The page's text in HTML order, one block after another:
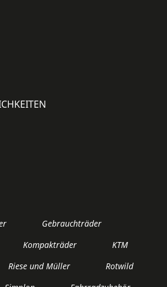
Gebrauchträder
Kompakträder
KTM
Riese und Müller
Rotwild